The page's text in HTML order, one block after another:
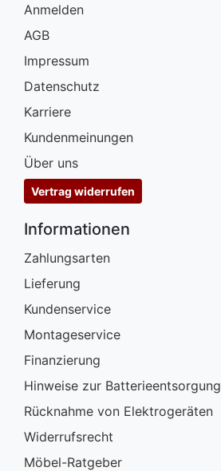
Anmelden
AGB
Impressum
Datenschutz
Karriere
Kundenmeinungen
Über uns
Vertrag widerrufen
Informationen
Zahlungsarten
Lieferung
Kundenservice
Montageservice
Finanzierung
Hinweise zur Batterieentsorgung
Rücknahme von Elektrogeräten
Widerrufsrecht
Möbel-Ratgeber